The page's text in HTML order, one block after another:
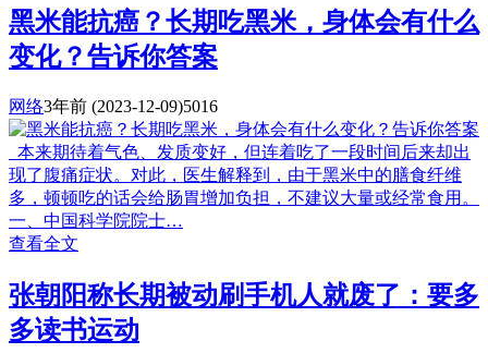
黑米能抗癌？长期吃黑米，身体会有什么
变化？告诉你答案
网络3年前 (2023-12-09)5016
本来期待着气色、发质变好，但连着吃了一段时间后来却出
现了腹痛症状。对此，医生解释到，由于黑米中的膳食纤维
多，顿顿吃的话会给肠胃增加负担，不建议大量或经常食用。
一、中国科学院院士…
查看全文
张朝阳称长期被动刷手机人就废了：要多
多读书运动